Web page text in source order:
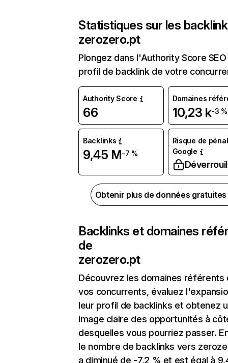
Statistiques sur les
zerozero.pt
Plongez dans l'Authority Score
profil de backlink de votre
Authority Score
66
Domaines
10,23 k-3 %
Backlinks
9,45 M-7 %
Risque de
Google
Obtenir plus de données
Backlinks et domaines
de
zerozero.pt
Découvrez les domaines référents
vos concurrents, évaluez
leur profil de backlinks et obtenez
image claire des opportunités à
desquelles vous pourriez passer.
le nombre de backlinks vers
a diminué de -7,2 % et est égal à